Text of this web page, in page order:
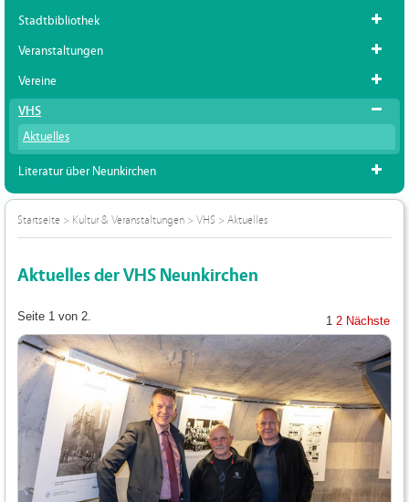
Stadtbibliothek
Veranstaltungen
Vereine
VHS
Aktuelles
Literatur über Neunkirchen
Startseite > Kultur & Veranstaltungen > VHS > Aktuelles
Aktuelles der VHS Neunkirchen
Seite 1 von 2. 1 2 Nächste